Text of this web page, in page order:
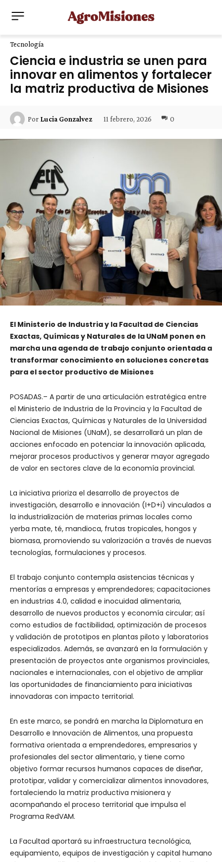
Tecnología
Ciencia e industria se unen para
innovar en alimentos y fortalecer
la matriz productiva de Misiones
Por Lucia Gonzalvez 11 febrero, 2026 0
El Ministerio de Industria y la Facultad de Ciencias
Exactas, Químicas y Naturales de la UNaM ponen en
marcha una agenda de trabajo conjunto orientada a
transformar conocimiento en soluciones concretas
para el sector productivo de Misiones
POSADAS.– A partir de una articulación estratégica entre
el Ministerio de Industria de la Provincia y la Facultad de
Ciencias Exactas, Químicas y Naturales de la Universidad
Nacional de Misiones (UNaM), se desarrollará un plan de
acciones enfocado en potenciar la innovación aplicada,
mejorar procesos productivos y generar mayor agregado
de valor en sectores clave de la economía provincial.
La iniciativa prioriza el desarrollo de proyectos de
investigación, desarrollo e innovación (I+D+i) vinculados a
la industrialización de materias primas locales como
yerba mate, té, mandioca, frutas tropicales, hongos y
biomasa, promoviendo su valorización a través de nuevas
tecnologías, formulaciones y procesos.
El trabajo conjunto contempla asistencias técnicas y
mentorías a empresas y emprendedores; capacitaciones
en industrias 4.0, calidad e inocuidad alimentaria,
desarrollo de nuevos productos y economía circular; así
como estudios de factibilidad, optimización de procesos
y validación de prototipos en plantas piloto y laboratorios
especializados. Además, se avanzará en la formulación y
presentación de proyectos ante organismos provinciales,
nacionales e internacionales, con el objetivo de ampliar
las oportunidades de financiamiento para iniciativas
innovadoras con impacto territorial.
En este marco, se pondrá en marcha la Diplomatura en
Desarrollo e Innovación de Alimentos, una propuesta
formativa orientada a emprendedores, empresarios y
profesionales del sector alimentario, y tiene como
objetivo formar recursos humanos capaces de diseñar,
prototipar, validar y comercializar alimentos innovadores,
fortaleciendo la matriz productiva misionera y
acompañando el proceso territorial que impulsa el
Programa RedVAM.
La Facultad aportará su infraestructura tecnológica,
equipamiento, equipos de investigación y capital humano